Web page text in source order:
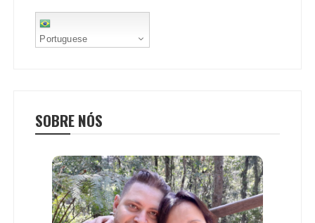
Portuguese
SOBRE NÓS